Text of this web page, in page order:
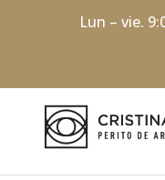
Lun – vie.